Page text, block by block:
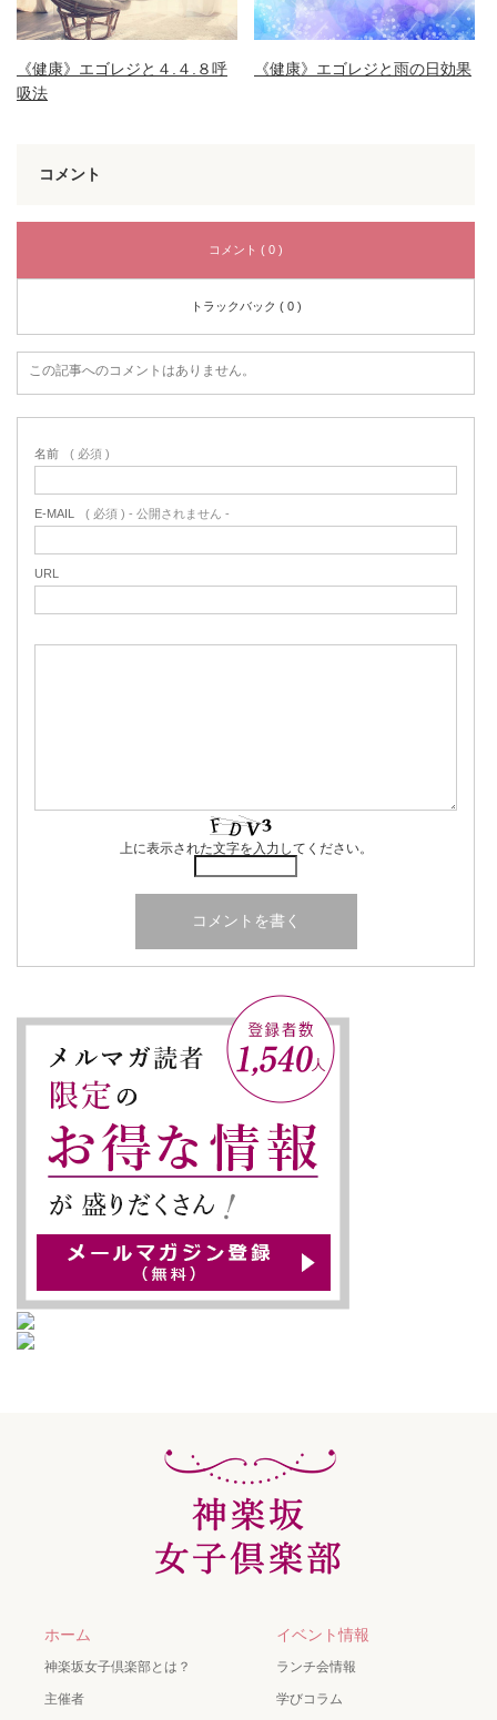
《健康》エゴレジと４.４.８呼
吸法
《健康》エゴレジと雨の日効果
コメント
コメント ( 0 )
トラックバック ( 0 )
この記事へのコメントはありません。
名前 ( 必須 )
E-MAIL ( 必須 ) - 公開されません -
URL
上に表示された文字を入力してください。
ホーム
神楽坂女子倶楽部とは？
主催者
イベント情報
ランチ会情報
学びコラム